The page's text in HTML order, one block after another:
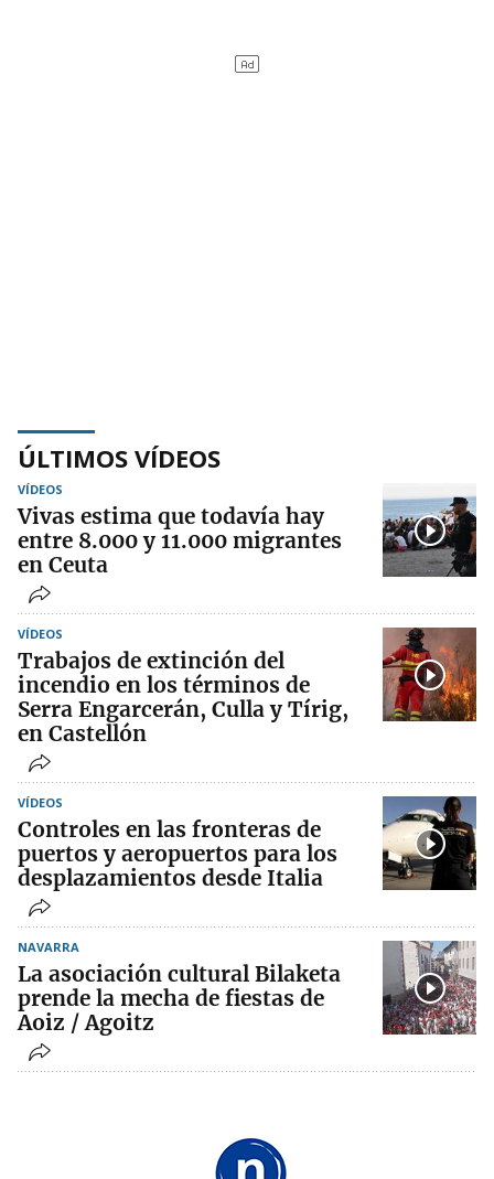
ÚLTIMOS VÍDEOS
VÍDEOS
Vivas estima que todavía hay
entre 8.000 y 11.000 migrantes
en Ceuta
VÍDEOS
Trabajos de extinción del
incendio en los términos de
Serra Engarcerán, Culla y Tírig,
en Castellón
VÍDEOS
Controles en las fronteras de
puertos y aeropuertos para los
desplazamientos desde Italia
NAVARRA
La asociación cultural Bilaketa
prende la mecha de fiestas de
Aoiz / Agoitz